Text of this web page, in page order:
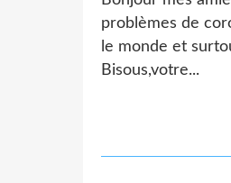
problèmes de
le monde et
Bisous,votre...